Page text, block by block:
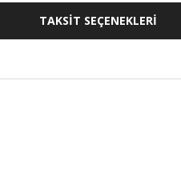
TAKSİT SEÇENEKLERİ